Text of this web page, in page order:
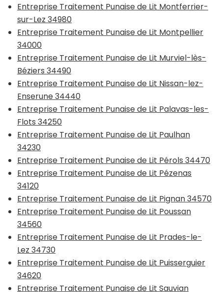
Entreprise Traitement Punaise de Lit Montferrier-
sur-Lez 34980
Entreprise Traitement Punaise de Lit Montpellier
34000
Entreprise Traitement Punaise de Lit Murviel-lès-
Béziers 34490
Entreprise Traitement Punaise de Lit Nissan-lez-
Enserune 34440
Entreprise Traitement Punaise de Lit Palavas-les-
Flots 34250
Entreprise Traitement Punaise de Lit Paulhan
34230
Entreprise Traitement Punaise de Lit Pérols 34470
Entreprise Traitement Punaise de Lit Pézenas
34120
Entreprise Traitement Punaise de Lit Pignan 34570
Entreprise Traitement Punaise de Lit Poussan
34560
Entreprise Traitement Punaise de Lit Prades-le-
Lez 34730
Entreprise Traitement Punaise de Lit Puisserguier
34620
Entreprise Traitement Punaise de Lit Sauvian